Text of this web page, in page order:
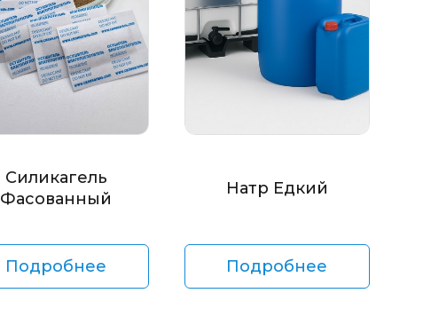
Силикагель
Фасованный
Подробнее
Натр Едкий
Подробнее